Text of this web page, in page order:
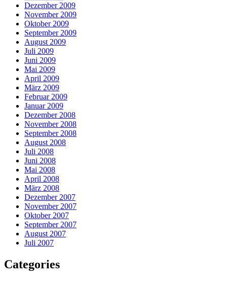
Dezember 2009
November 2009
Oktober 2009
September 2009
August 2009
Juli 2009
Juni 2009
Mai 2009
April 2009
März 2009
Februar 2009
Januar 2009
Dezember 2008
November 2008
September 2008
August 2008
Juli 2008
Juni 2008
Mai 2008
April 2008
März 2008
Dezember 2007
November 2007
Oktober 2007
September 2007
August 2007
Juli 2007
Categories